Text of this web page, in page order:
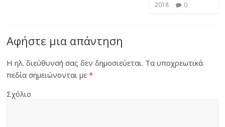
2018
0
Αφήστε μια απάντηση
Η ηλ. διεύθυνσή σας δεν δημοσιεύεται. Τα υποχρεωτικά
πεδία σημειώνονται με*
Σχόλιο